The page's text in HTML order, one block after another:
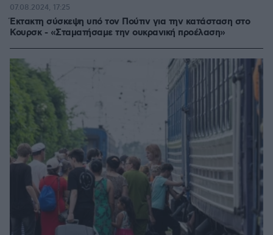
Έκτακτη σύσκεψη υπό τον Πούτιν για την κατάσταση στο
Κουρσκ - «Σταματήσαμε την ουκρανική προέλαση»
07.08.2024, 17:25